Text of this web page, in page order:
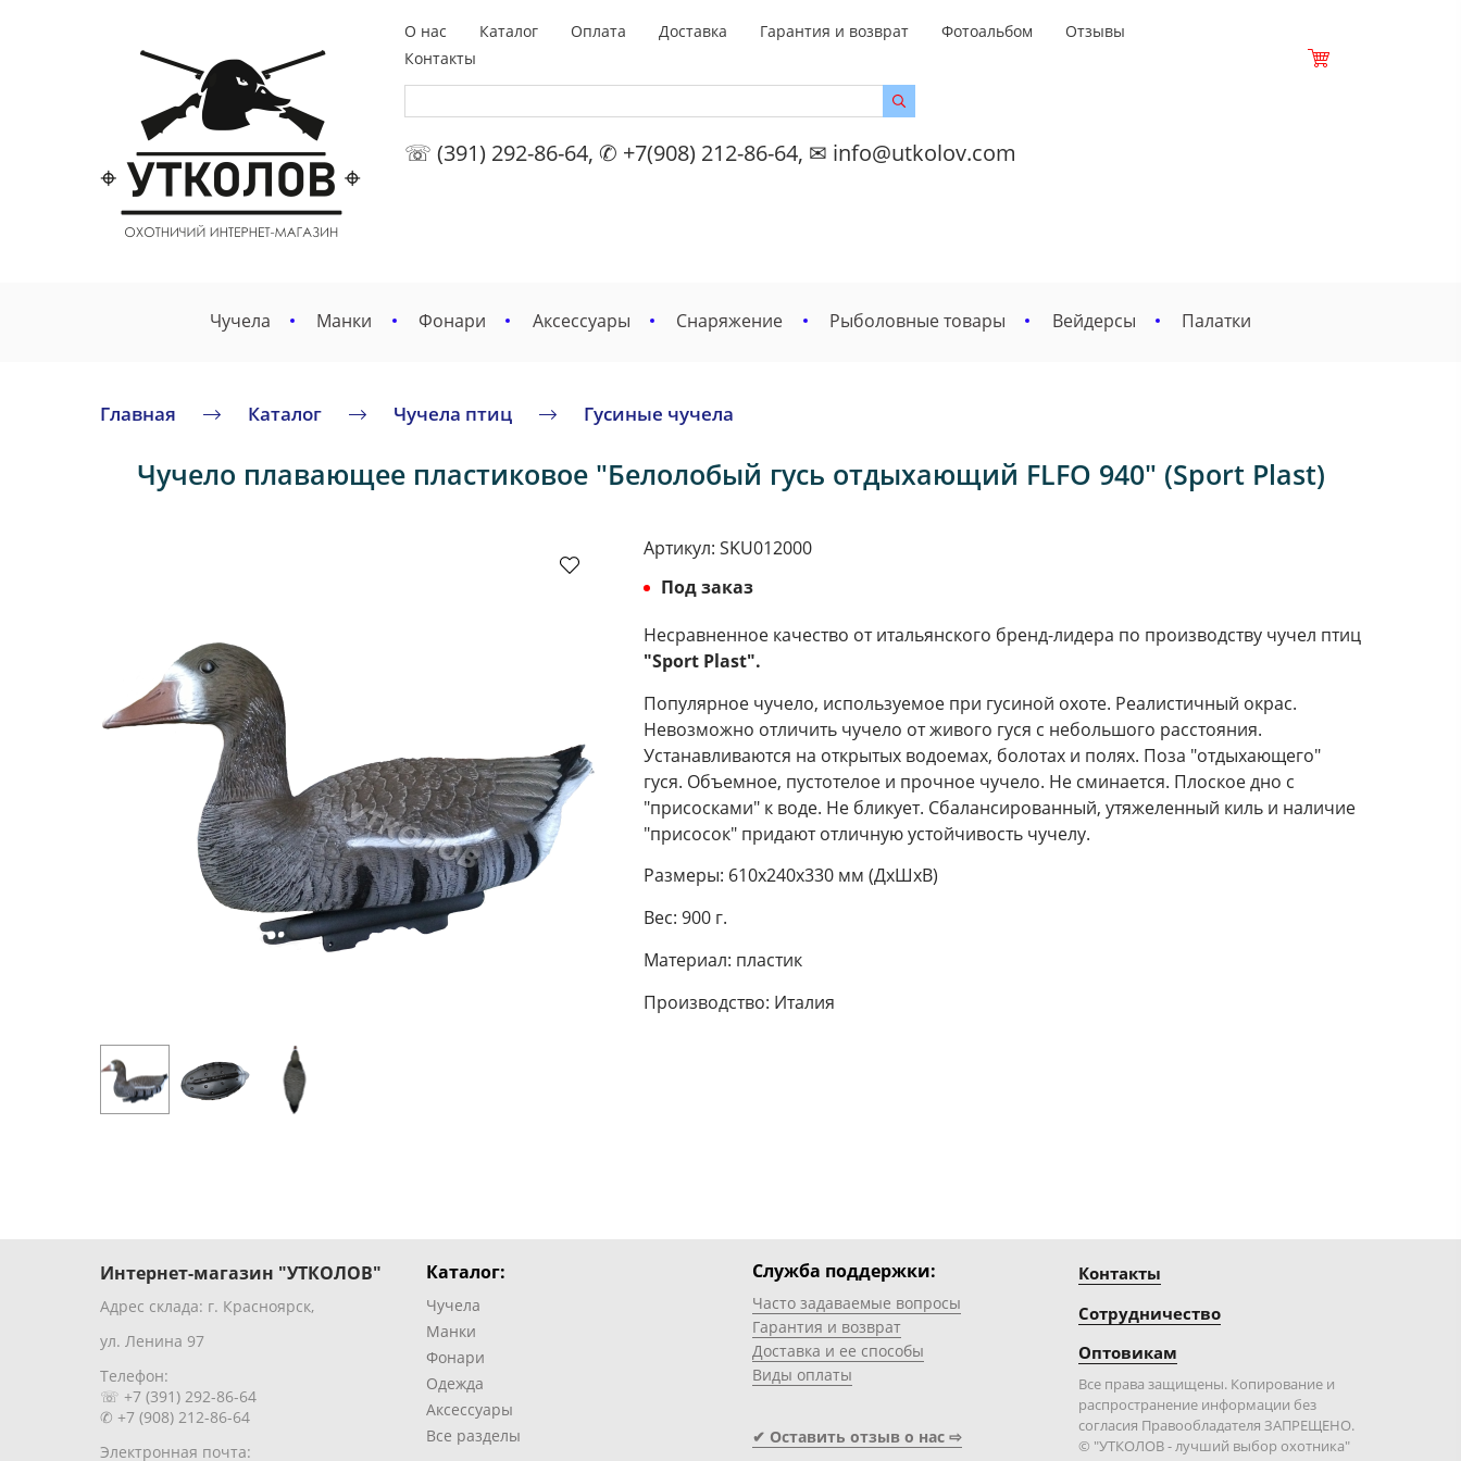
О нас Каталог Оплата Доставка Гарантия и возврат Фотоальбом
Отзывы
Контакты
☏ (391) 292-86-64, ✆ +7(908) 212-86-64, ✉ info@utkolov.com
Чучела Манки Фонари Аксессуары Снаряжение Рыболовные товары Вейдерсы Палатки
Главная Каталог Чучела птиц Гусиные чучела
Чучело плавающее пластиковое "Белолобый гусь отдыхающий FLFO 940" (Sport Plast)
Артикул: SKU012000
Под заказ
Несравненное качество от итальянского бренд-лидера по производству чучел птиц
"Sport Plast".
Популярное чучело, используемое при гусиной охоте. Реалистичный окрас.
Невозможно отличить чучело от живого гуся с небольшого расстояния.
Устанавливаются на открытых водоемах, болотах и полях. Поза "отдыхающего"
гуся. Объемное, пустотелое и прочное чучело. Не сминается. Плоское дно с
"присосками" к воде. Не бликует. Сбалансированный, утяжеленный киль и наличие
"присосок" придают отличную устойчивость чучелу.
Размеры: 610х240х330 мм (ДхШхВ)
Вес: 900 г.
Материал: пластик
Производство: Италия
Интернет-магазин "УТКОЛОВ"
Адрес склада: г. Красноярск,
ул. Ленина 97
Телефон:
☏ +7 (391) 292-86-64
✆ +7 (908) 212-86-64
Электронная почта:
Каталог:
Чучела
Манки
Фонари
Одежда
Аксессуары
Все разделы
Служба поддержки:
Часто задаваемые вопросы
Гарантия и возврат
Доставка и ее способы
Виды оплаты
✔ Оставить отзыв о нас ⇨
Контакты
Сотрудничество
Оптовикам
Все права защищены. Копирование и
распространение информации без
согласия Правообладателя ЗАПРЕЩЕНО.
© "УТКОЛОВ - лучший выбор охотника"